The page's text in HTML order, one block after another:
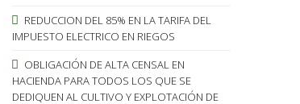
REDUCCION DEL 85% EN LA TARIFA DEL
IMPUESTO ELECTRICO EN RIEGOS
OBLIGACIÓN DE ALTA CENSAL EN
HACIENDA PARA TODOS LOS QUE SE
DEDIQUEN AL CULTIVO Y EXPLOTACIÓN DE